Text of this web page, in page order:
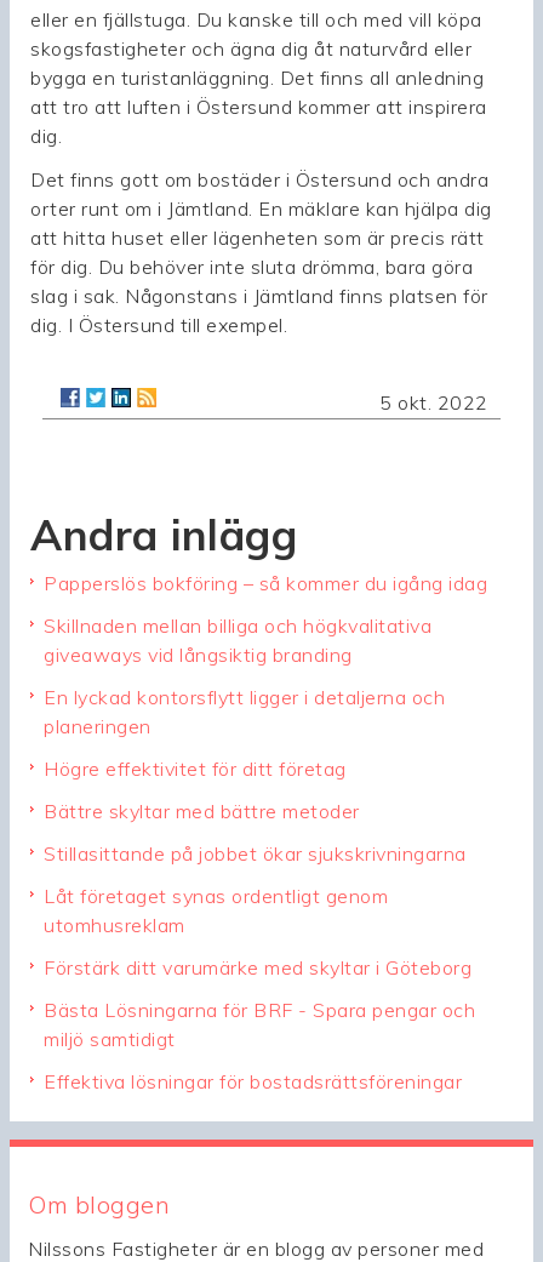
eller en fjällstuga. Du kanske till och med vill köpa
skogsfastigheter och ägna dig åt naturvård eller
bygga en turistanläggning. Det finns all anledning
att tro att luften i Östersund kommer att inspirera
dig.
Det finns gott om bostäder i Östersund och andra
orter runt om i Jämtland. En mäklare kan hjälpa dig
att hitta huset eller lägenheten som är precis rätt
för dig. Du behöver inte sluta drömma, bara göra
slag i sak. Någonstans i Jämtland finns platsen för
dig. I Östersund till exempel.
5 okt. 2022
Andra inlägg
Papperslös bokföring – så kommer du igång idag
Skillnaden mellan billiga och högkvalitativa
giveaways vid långsiktig branding
En lyckad kontorsflytt ligger i detaljerna och
planeringen
Högre effektivitet för ditt företag
Bättre skyltar med bättre metoder
Stillasittande på jobbet ökar sjukskrivningarna
Låt företaget synas ordentligt genom
utomhusreklam
Förstärk ditt varumärke med skyltar i Göteborg
Bästa Lösningarna för BRF - Spara pengar och
miljö samtidigt
Effektiva lösningar för bostadsrättsföreningar
Om bloggen
Nilssons Fastigheter är en blogg av personer med